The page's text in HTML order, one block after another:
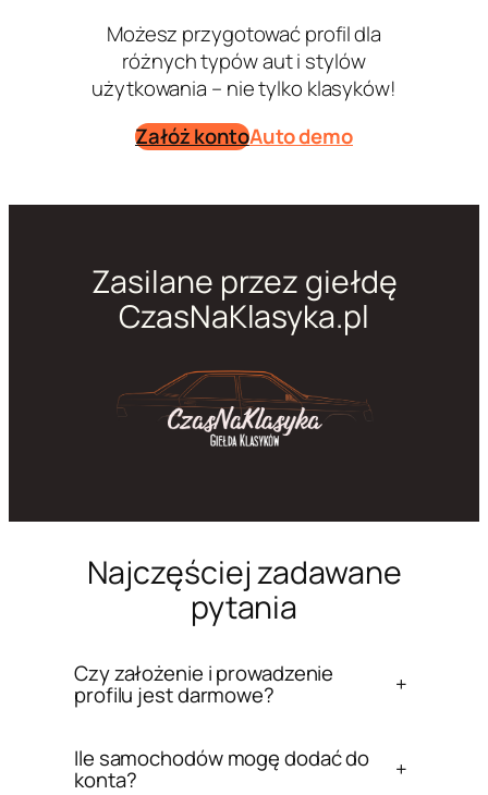
Możesz przygotować profil dla
różnych typów aut i stylów
użytkowania – nie tylko klasyków!
Załóż kontoAuto demo
Zasilane przez giełdę
CzasNaKlasyka.pl
Najczęściej zadawane
pytania
Czy założenie i prowadzenie
profilu jest darmowe? +
Ile samochodów mogę dodać do
konta? +